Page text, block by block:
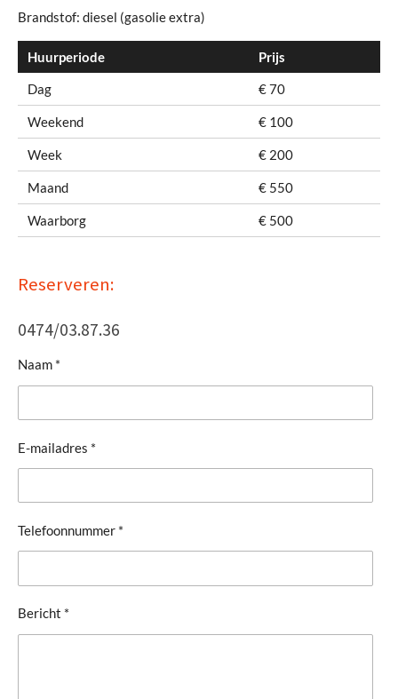
Brandstof: diesel (gasolie extra)
Huurperiode
Prijs
Dag
€ 70
Weekend € 100
Week € 200
Maand € 550
Waarborg € 500
Reserveren:
0474/03.87.36
Naam *
E-mailadres *
Telefoonnummer *
Bericht *